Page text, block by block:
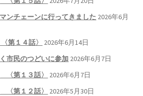
ンチェーンに行ってきました 2026年6月
第１４話〉
2026年6月14日
市民のつどいに参加 2026年6月7日
第１３話〉
2026年6月7日
第１２話〉
2026年5月30日